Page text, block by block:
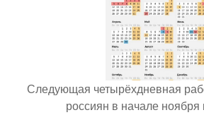
Следующая четырёхдневная
россиян в начале ноября